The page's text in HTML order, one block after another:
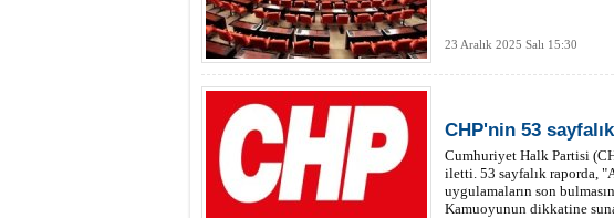
23 Aralık 2025 Salı 15:30
CHP'nin 53
Cumhuriyet Halk Partisi
iletti. 53 sayfalık raporda,
uygulamaların son
Kamuoyunun dikkatine